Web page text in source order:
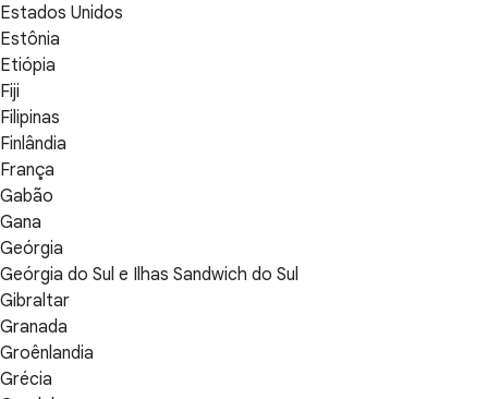
Estados Unidos
Estônia
Etiópia
Fiji
Filipinas
Finlândia
França
Gabão
Gana
Geórgia
Geórgia do Sul e Ilhas Sandwich do Sul
Gibraltar
Granada
Groênlandia
Grécia